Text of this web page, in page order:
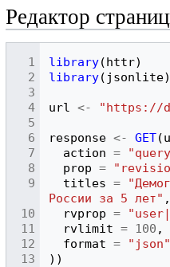
Редактор
library(httr)
library( jsonlite)
url <- "https://
response <- GET(
action =
prop =
titles =
России за 5 лет" ,
rvprop =
rvlimit = 100 ,
format =
"json"
))